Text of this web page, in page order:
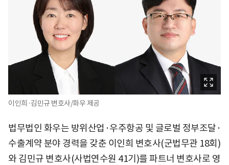
이인희·김민규 변호사/화우 제공
법무법인 화우는 방위산업·우주항공 및 글로벌 정부조달·
수출계약 분야 경력을 갖춘 이인희 변호사(군법무관 18회)
와 김민규 변호사(사법연수원 41기)를 파트너 변호사로 영